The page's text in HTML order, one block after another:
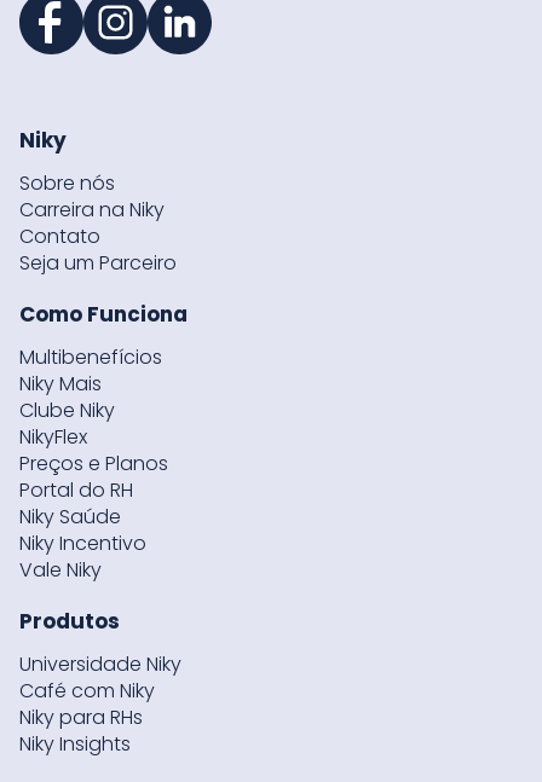
Niky
Sobre nós
Carreira na Niky
Contato
Seja um Parceiro
Como Funciona
Multibenefícios
Niky Mais
Clube Niky
NikyFlex
Preços e Planos
Portal do RH
Niky Saúde
Niky Incentivo
Vale Niky
Produtos
Universidade Niky
Café com Niky
Niky para RHs
Niky Insights